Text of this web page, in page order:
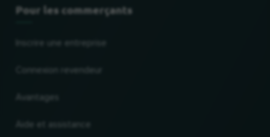
Pour les commerçants
Avantages